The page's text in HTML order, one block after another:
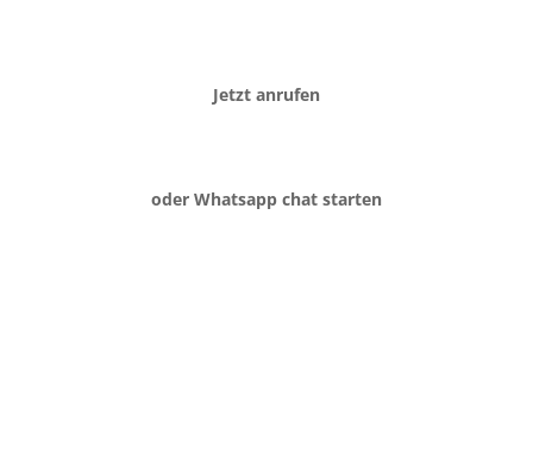
Jetzt anrufen
oder Whatsapp chat starten